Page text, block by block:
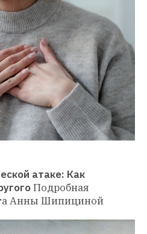
атаке: Как
Подробная
Анны Шипициной